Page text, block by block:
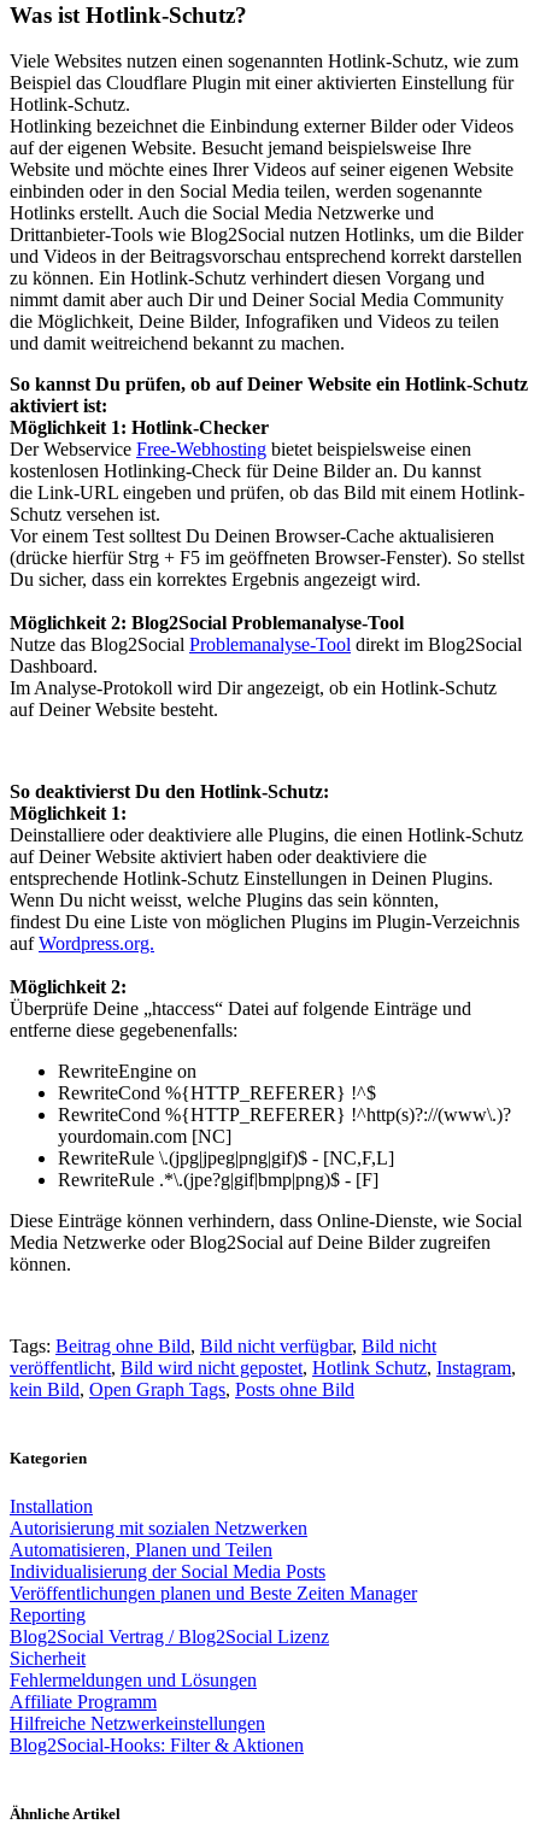
Was ist Hotlink-Schutz?
Viele Websites nutzen einen sogenannten Hotlink-Schutz, wie zum
Beispiel das Cloudflare Plugin mit einer aktivierten Einstellung für
Hotlink-Schutz.
Hotlinking bezeichnet die Einbindung externer Bilder oder Videos
auf der eigenen Website. Besucht jemand beispielsweise Ihre
Website und möchte eines Ihrer Videos auf seiner eigenen Website
einbinden oder in den Social Media teilen, werden sogenannte
Hotlinks erstellt. Auch die Social Media Netzwerke und
Drittanbieter-Tools wie Blog2Social nutzen Hotlinks, um die Bilder
und Videos in der Beitragsvorschau entsprechend korrekt darstellen
zu können. Ein Hotlink-Schutz verhindert diesen Vorgang und
nimmt damit aber auch Dir und Deiner Social Media Community
die Möglichkeit, Deine Bilder, Infografiken und Videos zu teilen
und damit weitreichend bekannt zu machen.
So kannst Du prüfen, ob auf Deiner Website ein Hotlink-Schutz
aktiviert ist:
Möglichkeit 1: Hotlink-Checker
Der Webservice Free-Webhosting bietet beispielsweise einen
kostenlosen Hotlinking-Check für Deine Bilder an. Du kannst
die Link-URL eingeben und prüfen, ob das Bild mit einem Hotlink-
Schutz versehen ist.
Vor einem Test solltest Du Deinen Browser-Cache aktualisieren
(drücke hierfür Strg + F5 im geöffneten Browser-Fenster). So stellst
Du sicher, dass ein korrektes Ergebnis angezeigt wird.
Möglichkeit 2: Blog2Social Problemanalyse-Tool
Nutze das Blog2Social Problemanalyse-Tool direkt im Blog2Social
Dashboard.
Im Analyse-Protokoll wird Dir angezeigt, ob ein Hotlink-Schutz
auf Deiner Website besteht.
So deaktivierst Du den Hotlink-Schutz:
Möglichkeit 1:
Deinstalliere oder deaktiviere alle Plugins, die einen Hotlink-Schutz
auf Deiner Website aktiviert haben oder deaktiviere die
entsprechende Hotlink-Schutz Einstellungen in Deinen Plugins.
Wenn Du nicht weisst, welche Plugins das sein könnten,
findest Du eine Liste von möglichen Plugins im Plugin-Verzeichnis
aufWordpress.org.
Möglichkeit 2:
Überprüfe Deine „htaccess“ Datei auf folgende Einträge und
entferne diese gegebenenfalls:
RewriteEngine on
RewriteCond %{HTTP_REFERER} !^$
RewriteCond %{HTTP_REFERER} !^http(s)?://(www\.)?
yourdomain.com [NC]
RewriteRule \.(jpg|jpeg|png|gif)$ - [NC,F,L]
RewriteRule .*\.(jpe?g|gif|bmp|png)$ - [F]
Diese Einträge können verhindern, dass Online-Dienste, wie Social
Media Netzwerke oder Blog2Social auf Deine Bilder zugreifen
können.
Tags: Beitrag ohne Bild, Bild nicht verfügbar, Bild nicht
veröffentlicht, Bild wird nicht gepostet, Hotlink Schutz, Instagram,
kein Bild, Open Graph Tags, Posts ohne Bild
Kategorien
Installation
Autorisierung mit sozialen Netzwerken
Automatisieren, Planen und Teilen
Individualisierung der Social Media Posts
Veröffentlichungen planen und Beste Zeiten Manager
Reporting
Blog2Social Vertrag / Blog2Social Lizenz
Sicherheit
Fehlermeldungen und Lösungen
Affiliate Programm
Hilfreiche Netzwerkeinstellungen
Blog2Social-Hooks: Filter & Aktionen
Ähnliche Artikel